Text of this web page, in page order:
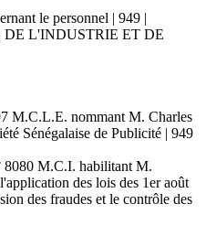
le personnel | 949 |
L'INDUSTRIE ET DE
M.C.L.E. nommant M. Charles
Sénégalaise de Publicité | 949
8080 M.C.I. habilitant M.
des lois des 1er août
des fraudes et le contrôle des